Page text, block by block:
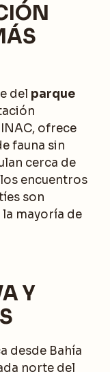
del parque
ofrece
fauna sin
cerca de
encuentros
son
mayoría de
Y
desde Bahía
norte del